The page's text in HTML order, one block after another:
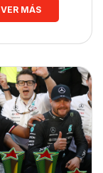
VER MÁS